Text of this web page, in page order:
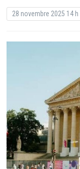
28 novembre 2025 14 h